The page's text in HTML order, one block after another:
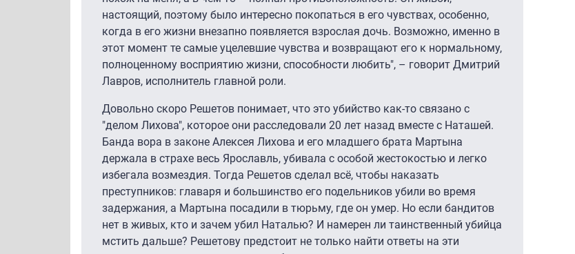
настоящий, поэтому было интересно покопаться в его чувствах, особенно,
когда в его жизни внезапно появляется взрослая дочь. Возможно, именно в
этот момент те самые уцелевшие чувства и возвращают его к нормальному,
полноценному восприятию жизни, способности любить", – говорит Дмитрий
Лавров, исполнитель главной роли.
Довольно скоро Решетов понимает, что это убийство как-то связано с
"делом Лихова", которое они расследовали 20 лет назад вместе с Наташей.
Банда вора в законе Алексея Лихова и его младшего брата Мартына
держала в страхе весь Ярославль, убивала с особой жестокостью и легко
избегала возмездия. Тогда Решетов сделал всё, чтобы наказать
преступников: главаря и большинство его подельников убили во время
задержания, а Мартына посадили в тюрьму, где он умер. Но если бандитов
нет в живых, кто и зачем убил Наталью? И намерен ли таинственный убийца
мстить дальше? Решетову предстоит не только найти ответы на эти